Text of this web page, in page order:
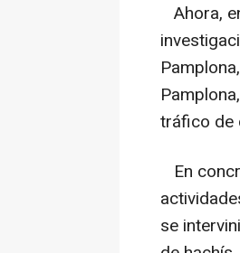
Ahora,
tráfico de
En
se